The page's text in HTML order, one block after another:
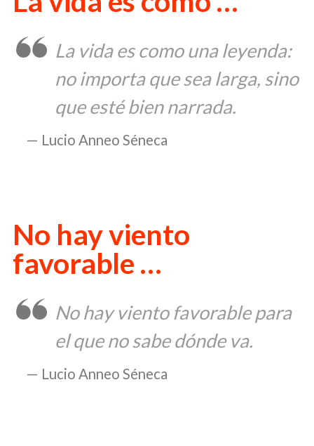
Lucio Anneo Séneca
La vida es como una leyenda:
no importa que sea larga, sino
que esté bien narrada.
No hay viento
favorable …
Lucio Anneo Séneca
No hay viento favorable para
el que no sabe dónde va.